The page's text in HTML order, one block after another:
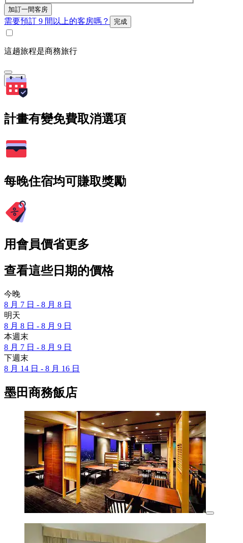
加訂一間客房
需要預訂 9 間以上的客房嗎？ 完成
這趟旅程是商務旅行
搜尋
計畫有變免費取消選項
每晚住宿均可賺取獎勵
用會員價省更多
查看這些日期的價格
今晚
8 月 7 日 - 8 月 8 日
明天
8 月 8 日 - 8 月 9 日
本週末
8 月 7 日 - 8 月 9 日
下週末
8 月 14 日 - 8 月 16 日
墨田商務飯店